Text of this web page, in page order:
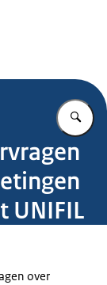
UNIFIL
over